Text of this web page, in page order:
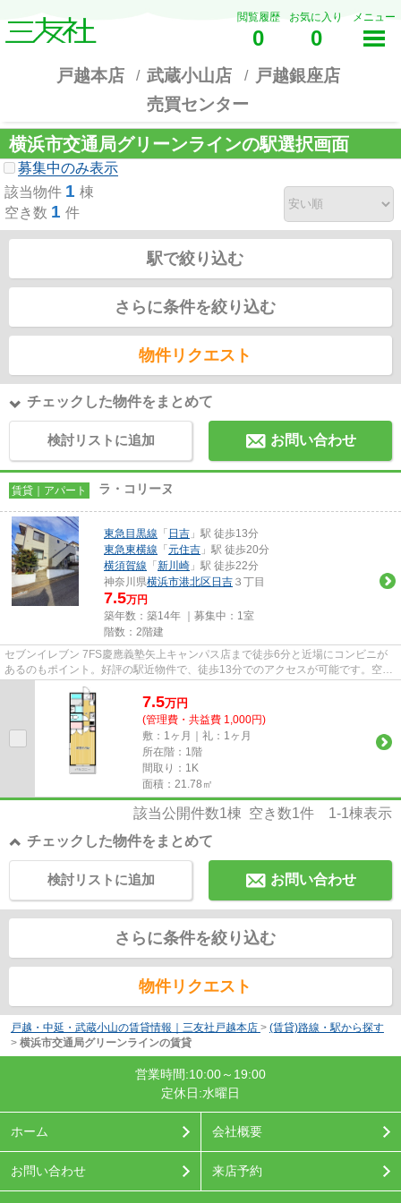
閲覧履歴
0
お気に入り
0
メニュー
戸越本店 武蔵小山店
戸越銀座店
売買センター
横浜市交通局グリーンラインの駅選択画面
募集中のみ表示
該当物件 1 棟
空き数 1 件
駅で絞り込む
さらに条件を絞り込む
物件リクエスト
チェックした物件をまとめて
検討リストに追加 お問い合わせ
賃貸｜アパート ラ・コリーヌ
東急目黒線 「 日吉 」駅 徒歩13分
東急東横線 「 元住吉 」駅 徒歩20分
横須賀線 「 新川崎 」駅 徒歩22分
神奈川県横浜市港北区 日吉 ３丁目
7.5万円
築年数：築14年 ｜募集中： 1室
階数：2階建
セブンイレブン 7FS慶應義塾矢上キャンパス店まで徒歩6分と近場にコンビニが
あるのもポイント。好評の駅近物件で、徒歩13分でのアクセスが可能です。空気
の入れ替えができる風通しの良...
7.5万円
(管理費・共益費 1,000円)
敷：1ヶ月｜礼：1ヶ月
所在階：1階
間取り：1K
面積：21.78㎡
該当公開件数1棟 空き数1件 1-1棟表示
チェックした物件をまとめて
お問い合わせ
検討リストに追加
さらに条件を絞り込む
物件リクエスト
戸越・中延・武蔵小山の賃貸情報｜三友社戸越本店 > (賃貸)路線・駅から探す
> 横浜市交通局グリーンラインの賃貸
営業時間:10:00～19:00
定休日:水曜日
ホーム 会社概要
お問い合わせ 来店予約